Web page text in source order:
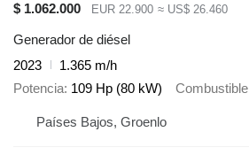
$ 1.062.000 EUR 22.900 ≈ US$ 26.460
Generador de diésel
2023
1.365 m/h
Potencia 109 Hp (80 kW) Combustible
Países Bajos, Groenlo